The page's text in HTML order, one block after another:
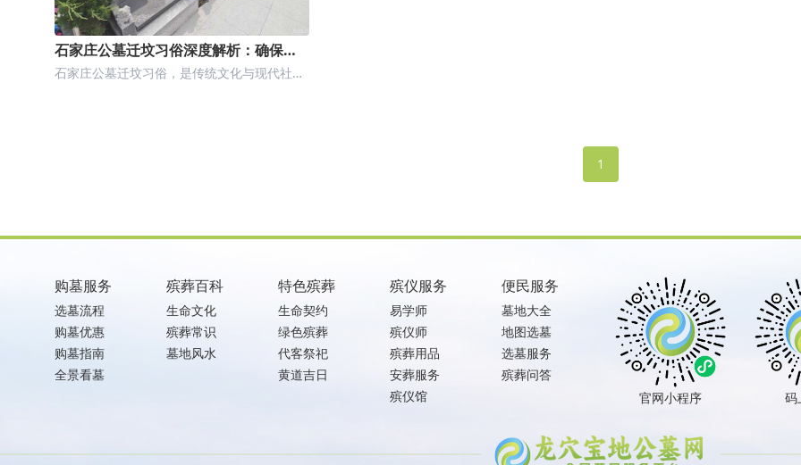
石家庄公墓迁坟习俗深度解析：确保顺
利与吉祥的关键要素
石家庄公墓迁坟习俗，是传统文化与现代社会
1
购墓服务
选墓流程
购墓优惠
购墓指南
全景看墓
殡葬百科
生命文化
殡葬常识
墓地风水
特色殡葬
生命契约
绿色殡葬
代客祭祀
黄道吉日
殡仪服务
易学师
殡仪师
殡葬用品
安葬服务
殡仪馆
便民服务
墓地大全
地图选墓
选墓服务
殡葬问答
官网小程序
码